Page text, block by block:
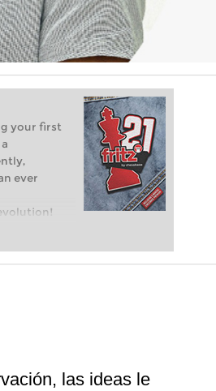
your first
ever
chess,
las ideas le